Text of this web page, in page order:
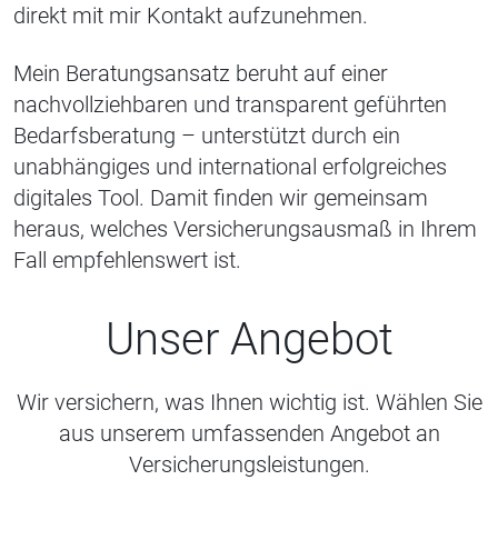
direkt mit mir Kontakt aufzunehmen.
Mein Beratungsansatz beruht auf einer
nachvollziehbaren und transparent geführten
Bedarfsberatung – unterstützt durch ein
unabhängiges und international erfolgreiches
digitales Tool. Damit finden wir gemeinsam
heraus, welches Versicherungsausmaß in Ihrem
Fall empfehlenswert ist.
Unser Angebot
Wir versichern, was Ihnen wichtig ist. Wählen Sie
aus unserem umfassenden Angebot an
Versicherungsleistungen.